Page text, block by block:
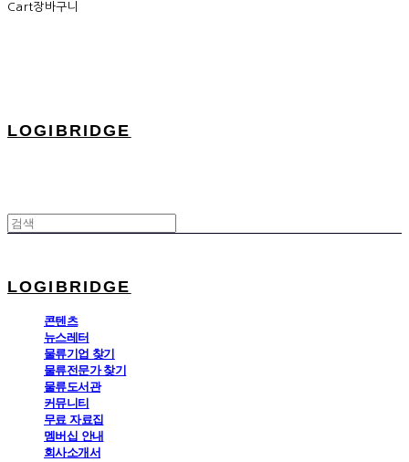
Cart장바구니
LOGIBRIDGE
LOGIBRIDGE
콘텐츠
뉴스레터
물류기업 찾기
물류전문가 찾기
물류도서관
커뮤니티
무료 자료집
멤버십 안내
회사소개서